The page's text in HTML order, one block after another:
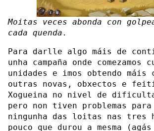
Moitas veces abonda con
cada quenda.
Para darlle algo máis de
unha campaña onde comezamos
unidades e imos obtendo máis
outras novas, obxectos e
Xogueina no nivel de
pero non tiven problemas
ningunha das loitas nas tres
pouco que durou a mesma (agás